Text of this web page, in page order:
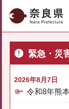
奈良県
緊急・災
2026年8月7日
令和8年熊